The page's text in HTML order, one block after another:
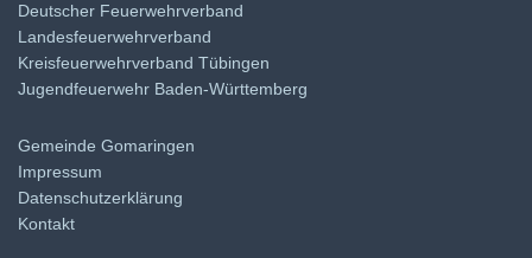
Deutscher Feuerwehrverband
Landesfeuerwehrverband
Kreisfeuerwehrverband Tübingen
Jugendfeuerwehr Baden-Württemberg
Gemeinde Gomaringen
Impressum
Datenschutzerklärung
Kontakt